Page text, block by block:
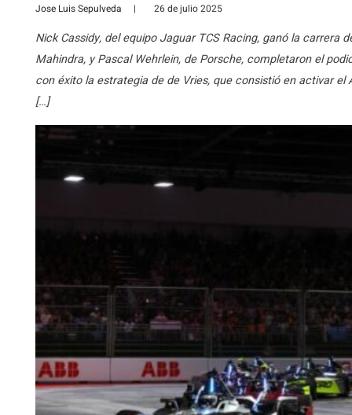
Jose Luis Sepulveda | 26 de julio 2025
Nick Cassidy, del equipo Jaguar TCS Racing, ganó la carrera
Mahindra, y Pascal Wehrlein, de Porsche, completaron el
con éxito la estrategia de de Vries, que consistió en activar el
[…]